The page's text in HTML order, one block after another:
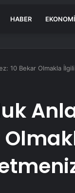
HABER EKONOMI
10 Bekar Olmakla